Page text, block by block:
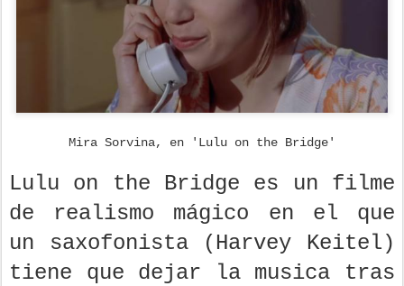
Mira Sorvina, en 'Lulu on the Bridge'
Lulu on the Bridge es un filme
de realismo mágico en el que
un saxofonista (Harvey Keitel)
tiene que dejar la musica tras